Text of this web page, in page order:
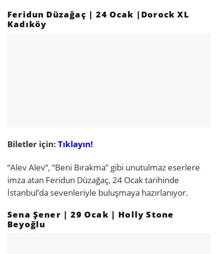
Feridun Düzağaç | 24 Ocak |Dorock XL
Kadıköy
Biletler için: Tıklayın!
“Alev Alev”, “Beni Bırakma” gibi unutulmaz eserlere
imza atan Feridun Düzağaç, 24 Ocak tarihinde
İstanbul’da sevenleriyle buluşmaya hazırlanıyor.
Sena Şener | 29 Ocak | Holly Stone
Beyoğlu